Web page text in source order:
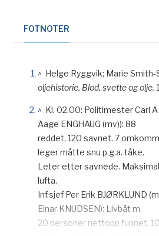
FOTNOTER
^ Helge Ryggvik; Marie Smith-
oljehistorie. Blod, svette og olje.
^ Kl. 02.00: Politimester Carl A
Aage ENGHAUG (mv)): 88
reddet, 120 savnet. 7
leger måtte snu p.g.a. tåke.
Leter etter savnede.
lufta.
Inf.sjef Per Erik BJØRKLUND
Einar KNUDSEN): Livbåt m.
20 personer nettopp funnet,